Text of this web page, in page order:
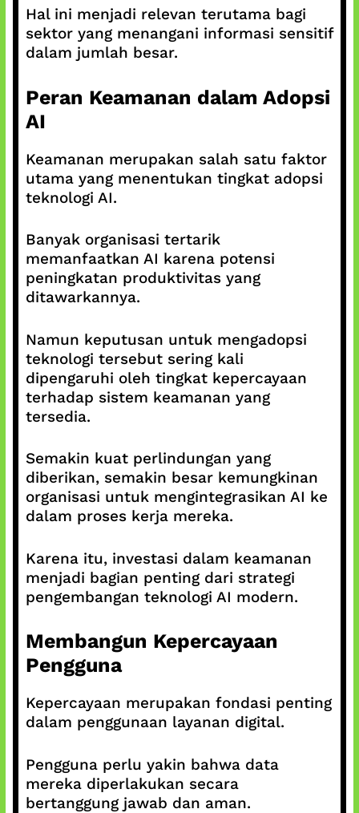
Hal ini menjadi relevan terutama bagi
sektor yang menangani informasi sensitif
dalam jumlah besar.
Peran Keamanan dalam Adopsi
AI
Keamanan merupakan salah satu faktor
utama yang menentukan tingkat adopsi
teknologi AI.
Banyak organisasi tertarik
memanfaatkan AI karena potensi
peningkatan produktivitas yang
ditawarkannya.
Namun keputusan untuk mengadopsi
teknologi tersebut sering kali
dipengaruhi oleh tingkat kepercayaan
terhadap sistem keamanan yang
tersedia.
Semakin kuat perlindungan yang
diberikan, semakin besar kemungkinan
organisasi untuk mengintegrasikan AI ke
dalam proses kerja mereka.
Karena itu, investasi dalam keamanan
menjadi bagian penting dari strategi
pengembangan teknologi AI modern.
Membangun Kepercayaan
Pengguna
Kepercayaan merupakan fondasi penting
dalam penggunaan layanan digital.
Pengguna perlu yakin bahwa data
mereka diperlakukan secara
bertanggung jawab dan aman.